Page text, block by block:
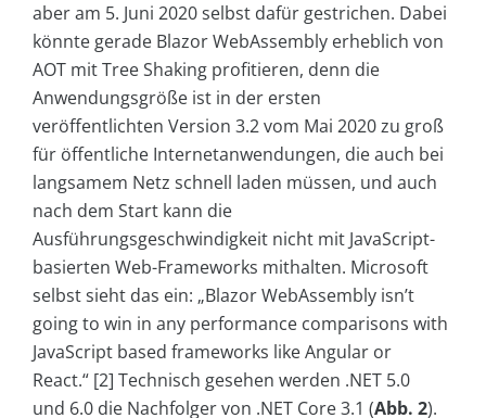
aber am 5. Juni 2020 selbst dafür gestrichen. Dabei
könnte gerade Blazor WebAssembly erheblich von
AOT mit Tree Shaking profitieren, denn die
Anwendungsgröße ist in der ersten
veröffentlichten Version 3.2 vom Mai 2020 zu groß
für öffentliche Internetanwendungen, die auch bei
langsamem Netz schnell laden müssen, und auch
nach dem Start kann die
Ausführungsgeschwindigkeit nicht mit JavaScript-
basierten Web-Frameworks mithalten. Microsoft
selbst sieht das ein: „Blazor WebAssembly isn’t
going to win in any performance comparisons with
JavaScript based frameworks like Angular or
React.“ [2] Technisch gesehen werden .NET 5.0
und 6.0 die Nachfolger von .NET Core 3.1 (Abb. 2).